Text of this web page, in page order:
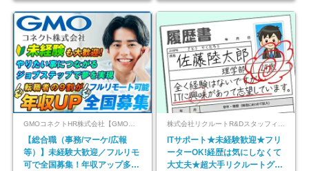
GMOコネクトHR株式会社【GMOインターネットグループ】
【総合職（事務/マーケ/広報
等）】未経験大歓迎／フルリモ
可で全国募集！年収アップ多数
ITサポート★未経験歓迎★フリ
ーターOK!経歴は気にしなくて
大丈夫★超大手リクルートグル